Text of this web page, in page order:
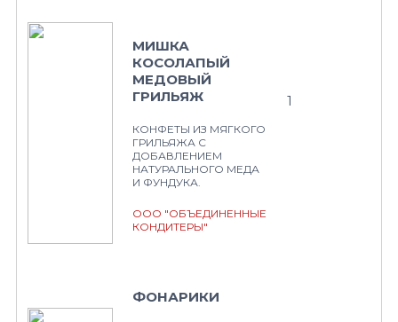
МИШКА
КОСОЛАПЫЙ
МЕДОВЫЙ
ГРИЛЬЯЖ
КОНФЕТЫ ИЗ МЯГКОГО
ГРИЛЬЯЖА С
ДОБАВЛЕНИЕМ
НАТУРАЛЬНОГО МЕДА
И ФУНДУКА.
ООО "ОБЪЕДИНЕННЫЕ
КОНДИТЕРЫ"
1
ФОНАРИКИ